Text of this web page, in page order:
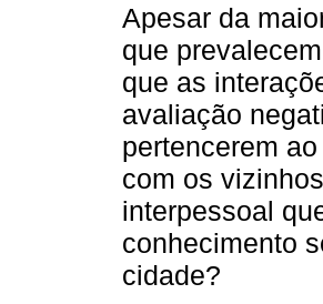
Apesar da
que
que as
avaliação
pertencerem
com os
interpessoal
conhecimento
cidade?